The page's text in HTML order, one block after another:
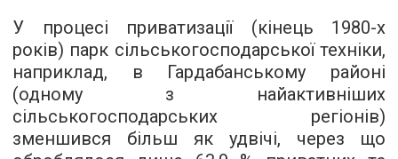
У процесі приватизації (кінець 1980-х
років) парк сільськогосподарської техніки,
наприклад, в Гардабанському районі
(одному з найактивніших
сільськогосподарських регіонів)
зменшився більш як удвічі, через що